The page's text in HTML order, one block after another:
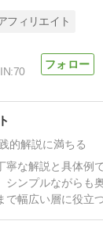
フィリエイト
70
的解説に満ちる
寧な解説と具体例
シンプルながらも
幅広い層に役立